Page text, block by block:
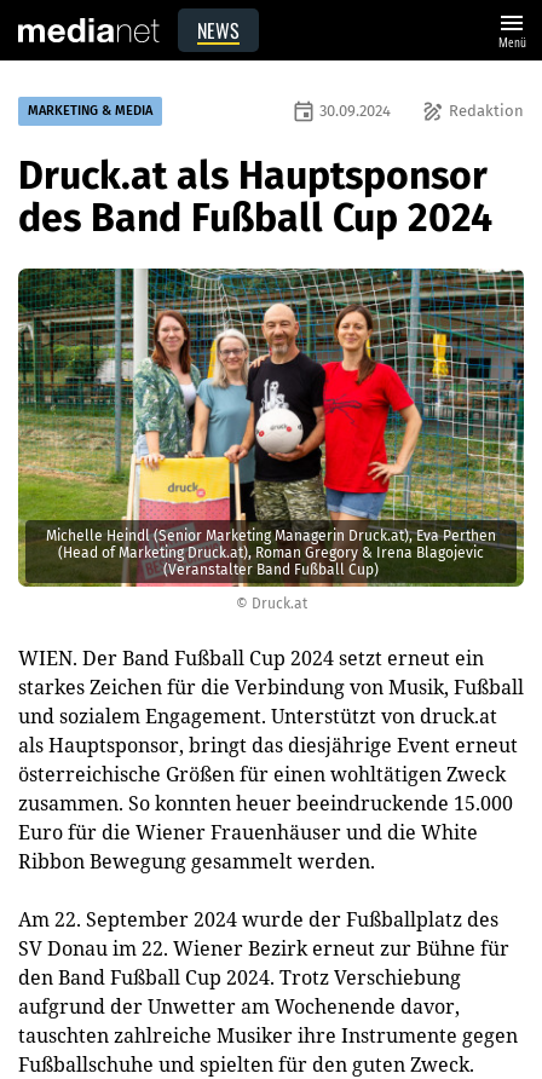
NEWS menu
Menü
© Druck.at
Michelle Heindl (Senior Marketing Managerin Druck.at), Eva Perthen
(Head of Marketing Druck.at), Roman Gregory & Irena Blagojevic
(Veranstalter Band Fußball Cup)
MARKETING & MEDIA draw Redaktion
event 30.09.2024
Druck.at als Hauptsponsor
des Band Fußball Cup 2024
WIEN. Der Band Fußball Cup 2024 setzt erneut ein
starkes Zeichen für die Verbindung von Musik, Fußball
und sozialem Engagement. Unterstützt von druck.at
als Hauptsponsor, bringt das diesjährige Event erneut
österreichische Größen für einen wohltätigen Zweck
zusammen. So konnten heuer beeindruckende 15.000
Euro für die Wiener Frauenhäuser und die White
Ribbon Bewegung gesammelt werden.
Am 22. September 2024 wurde der Fußballplatz des
SV Donau im 22. Wiener Bezirk erneut zur Bühne für
den Band Fußball Cup 2024. Trotz Verschiebung
aufgrund der Unwetter am Wochenende davor,
tauschten zahlreiche Musiker ihre Instrumente gegen
Fußballschuhe und spielten für den guten Zweck.